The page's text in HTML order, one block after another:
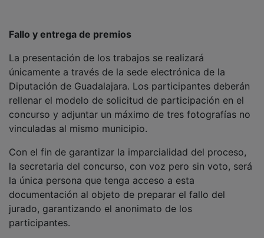
únicamente a través de la sede electrónica de la
Diputación de Guadalajara. Los participantes deberán
rellenar el modelo de solicitud de participación en el
concurso y adjuntar un máximo de tres fotografías no
vinculadas al mismo municipio.
la secretaria del concurso, con voz pero sin voto, será
la única persona que tenga acceso a esta
documentación al objeto de preparar el fallo del
jurado, garantizando el anonimato de los
participantes.